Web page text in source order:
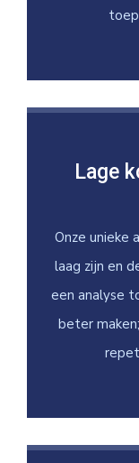
Lage
Onze unieke
laag zijn en
een analyse
beter